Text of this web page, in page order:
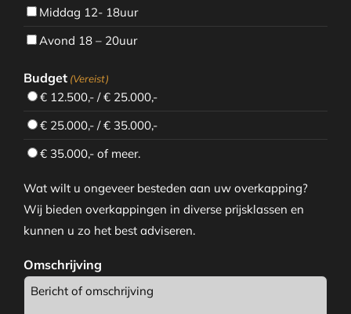
Middag 12- 18uur
Avond 18 – 20uur
Budget (Vereist)
€ 12.500,- / € 25.000,-
€ 25.000,- / € 35.000,-
€ 35.000,- of meer.
Wat wilt u ongeveer besteden aan uw overkapping?
Wij bieden overkappingen in diverse prijsklassen en
kunnen u zo het best adviseren.
Omschrijving